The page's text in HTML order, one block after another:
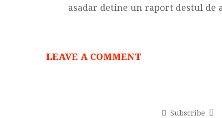
asadar detine un raport destul
LEAVE A COMMENT
Subscribe